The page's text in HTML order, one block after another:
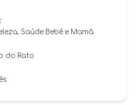
Saúde Bebé e Mamã
do Rato